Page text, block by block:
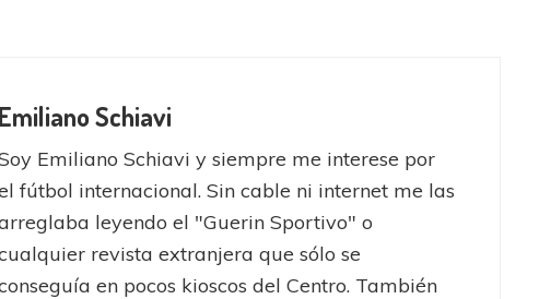
Emiliano Schiavi
Emiliano Schiavi y siempre me interese por
fútbol internacional. Sin cable ni internet me las
leyendo el "Guerin Sportivo" o
revista extranjera que sólo se
en pocos kioscos del Centro. También